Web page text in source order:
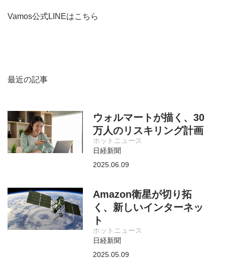
Vamos公式LINEはこちら
最近の記事
ウォルマートが描く、30
万人のリスキリング計画
ホットニュース
日経新聞
2025.06.09
Amazon衛星が切り拓
く、新しいインターネッ
ト
ホットニュース
日経新聞
2025.05.09